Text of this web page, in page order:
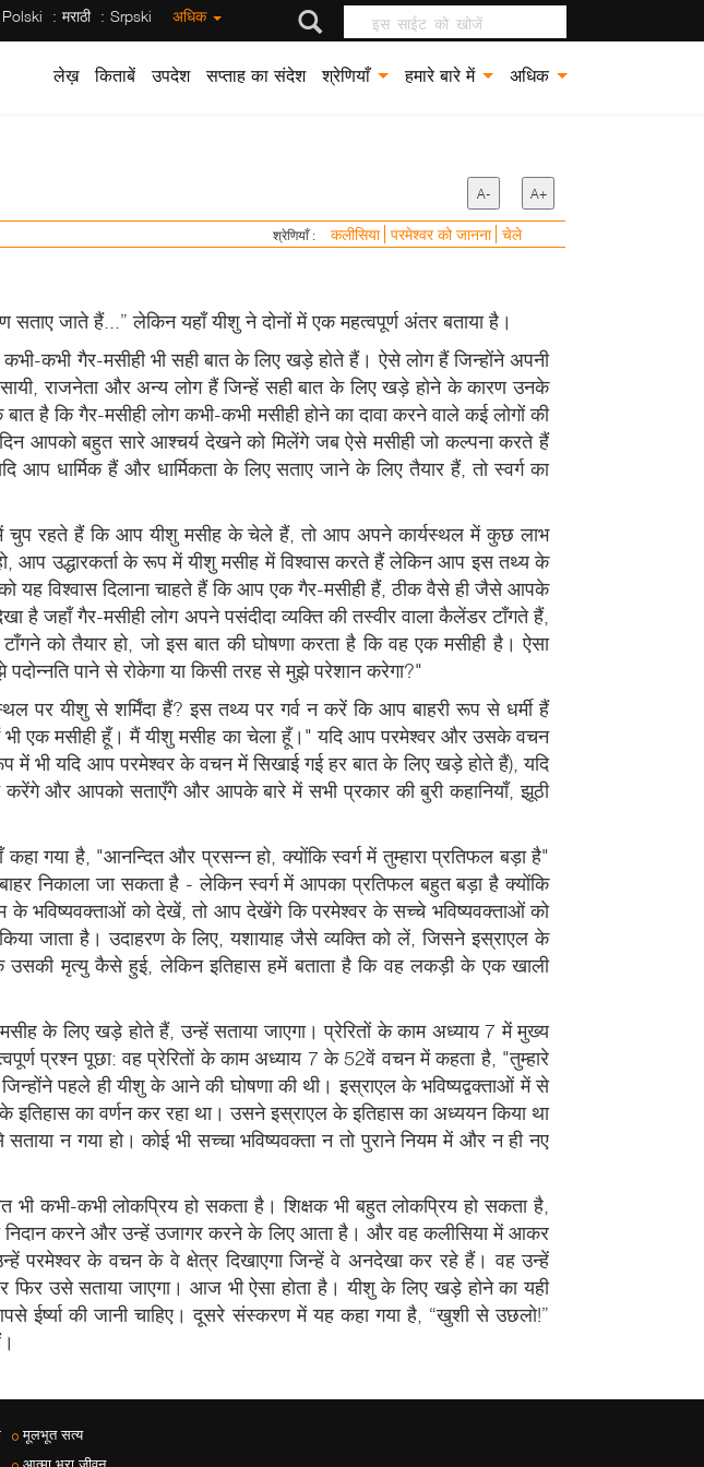
Polski मराठी Srpski अधिक इस साईट को खोजें
लेख़ किताबें उपदेश सप्ताह का संदेश श्रेणियाँ हमारे बारे में अधिक
A- A+
श्रेणियाँ : कलीसिया परमेश्वर को जानना चेले
जाते हैं...” लेकिन यहाँ यीशु ने दोनों में एक महत्वपूर्ण अंतर बताया है।
गैर-मसीही भी सही बात के लिए खड़े होते हैं। ऐसे लोग हैं जिन्होंने अपनी
राजनेता और अन्य लोग हैं जिन्हें सही बात के लिए खड़े होने के कारण उनके
है कि गैर-मसीही लोग कभी-कभी मसीही होने का दावा करने वाले कई लोगों की
आपको बहुत सारे आश्चर्य देखने को मिलेंगे जब ऐसे मसीही जो कल्पना करते हैं
धार्मिक हैं और धार्मिकता के लिए सताए जाने के लिए तैयार हैं, तो स्वर्ग का
चुप रहते हैं कि आप यीशु मसीह के चेले हैं, तो आप अपने कार्यस्थल में कुछ लाभ
आप उद्धारकर्ता के रूप में यीशु मसीह में विश्वास करते हैं लेकिन आप इस तथ्य के
यह विश्वास दिलाना चाहते हैं कि आप एक गैर-मसीही हैं, ठीक वैसे ही जैसे आपके
जहाँ गैर-मसीही लोग अपने पसंदीदा व्यक्ति की तस्वीर वाला कैलेंडर टाँगते हैं,
को तैयार हो, जो इस बात की घोषणा करता है कि वह एक मसीही है। ऐसा
पाने से रोकेगा या किसी तरह से मुझे परेशान करेगा?"
पर यीशु से शर्मिंदा हैं? इस तथ्य पर गर्व न करें कि आप बाहरी रूप से धर्मी हैं
एक मसीही हूँ। मैं यीशु मसीह का चेला हूँ।" यदि आप परमेश्वर और उसके वचन
भी यदि आप परमेश्वर के वचन में सिखाई गई हर बात के लिए खड़े होते हैं), यदि
और आपको सताएँगे और आपके बारे में सभी प्रकार की बुरी कहानियाँ, झूठी
गया है, "आनन्दित और प्रसन्न हो, क्योंकि स्वर्ग में तुम्हारा प्रतिफल बड़ा है"
निकाला जा सकता है - लेकिन स्वर्ग में आपका प्रतिफल बहुत बड़ा है क्योंकि
के भविष्यवक्ताओं को देखें, तो आप देखेंगे कि परमेश्वर के सच्चे भविष्यवक्ताओं को
जाता है। उदाहरण के लिए, यशायाह जैसे व्यक्ति को लें, जिसने इस्राएल के
मृत्यु कैसे हुई, लेकिन इतिहास हमें बताता है कि वह लकड़ी के एक खाली
के लिए खड़े होते हैं, उन्हें सताया जाएगा। प्रेरितों के काम अध्याय 7 में मुख्य
प्रश्न पूछा: वह प्रेरितों के काम अध्याय 7 के 52वें वचन में कहता है, "तुम्हारे
जिन्होंने पहले ही यीशु के आने की घोषणा की थी। इस्राएल के भविष्यद्वक्ताओं में से
इतिहास का वर्णन कर रहा था। उसने इस्राएल के इतिहास का अध्ययन किया था
न गया हो। कोई भी सच्चा भविष्यवक्ता न तो पुराने नियम में और न ही नए
कभी-कभी लोकप्रिय हो सकता है। शिक्षक भी बहुत लोकप्रिय हो सकता है,
का निदान करने और उन्हें उजागर करने के लिए आता है। और वह कलीसिया में आकर
के वचन के वे क्षेत्र दिखाएगा जिन्हें वे अनदेखा कर रहे हैं। वह उन्हें
उसे सताया जाएगा। आज भी ऐसा होता है। यीशु के लिए खड़े होने का यही
की जानी चाहिए। दूसरे संस्करण में यह कहा गया है, “खुशी से उछलो!”
मूलभूत सत्य